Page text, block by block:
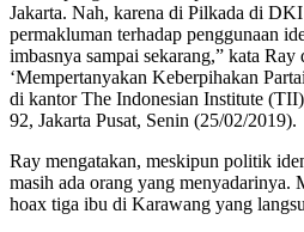
Jakarta. Nah, karena di Pilkada di DKI
permakluman terhadap penggunaan
imbasnya sampai sekarang,” kata Ray
‘Mempertanyakan Keberpihakan
di kantor The Indonesian Institute
92, Jakarta Pusat, Senin (25/02/2019).
Ray mengatakan, meskipun politik
masih ada orang yang menyadarinya.
hoax tiga ibu di Karawang yang